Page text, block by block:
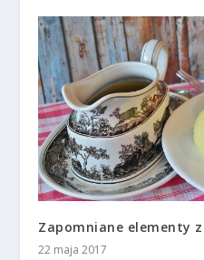
Zapomniane elementy
22 maja 2017